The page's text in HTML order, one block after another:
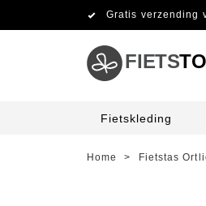
Gratis verzending
FIETS
Fietskleding
Home > Fietstas